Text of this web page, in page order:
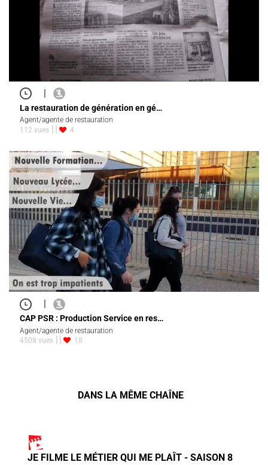
|
La restauration de génération en gé…
Agent/agente de restauration
112 vues
4
|
CAP PSR : Production Service en res…
Agent/agente de restauration
4508 vues
18
DANS LA MÊME CHAÎNE
JE FILME LE MÉTIER QUI ME PLAÎT - SAISON 8